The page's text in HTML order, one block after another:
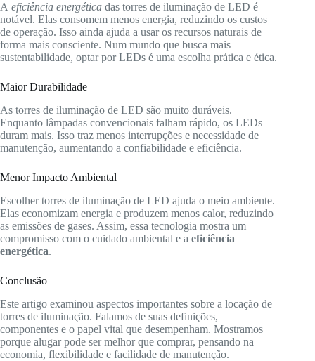
A eficiência energética das torres de iluminação de LED é
notável. Elas consomem menos energia, reduzindo os custos
de operação. Isso ainda ajuda a usar os recursos naturais de
forma mais consciente. Num mundo que busca mais
sustentabilidade, optar por LEDs é uma escolha prática e ética.
Maior Durabilidade
As torres de iluminação de LED são muito duráveis.
Enquanto lâmpadas convencionais falham rápido, os LEDs
duram mais. Isso traz menos interrupções e necessidade de
manutenção, aumentando a confiabilidade e eficiência.
Menor Impacto Ambiental
Escolher torres de iluminação de LED ajuda o meio ambiente.
Elas economizam energia e produzem menos calor, reduzindo
as emissões de gases. Assim, essa tecnologia mostra um
compromisso com o cuidado ambiental e a eficiência
energética.
Conclusão
Este artigo examinou aspectos importantes sobre a locação de
torres de iluminação. Falamos de suas definições,
componentes e o papel vital que desempenham. Mostramos
porque alugar pode ser melhor que comprar, pensando na
economia, flexibilidade e facilidade de manutenção.